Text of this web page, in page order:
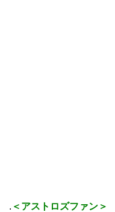
. ＜アストロズファン＞